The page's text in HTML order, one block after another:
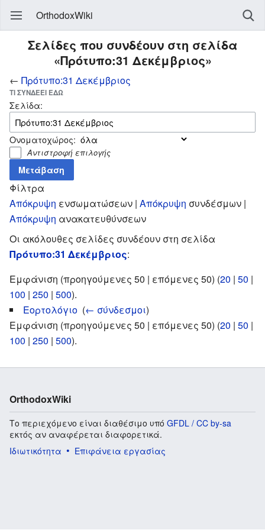
OrthodoxWiki
Σελίδες που συνδέουν στη σελίδα
«Πρότυπο:31 Δεκέμβριος»
← Πρότυπο:31 Δεκέμβριος
ΤΙ ΣΥΝΔΈΕΙ ΕΔΏ
Σελίδα:
Ονοματοχώρος:
Αντιστροφή επιλογής
Φίλτρα
Απόκρυψη ενσωματώσεων | Απόκρυψη συνδέσμων |
Απόκρυψη ανακατευθύνσεων
Οι ακόλουθες σελίδες συνδέουν στη σελίδα
Πρότυπο:31 Δεκέμβριος:
Εμφάνιση (προηγούμενες 50 | επόμενες 50) (20 | 50 |
100 | 250 | 500).
Εορτολόγιο (← σύνδεσμοι)
Εμφάνιση (προηγούμενες 50 | επόμενες 50) (20 | 50 |
100 | 250 | 500).
OrthodoxWiki
Το περιεχόμενο είναι διαθέσιμο υπό GFDL / CC by-sa
εκτός αν αναφέρεται διαφορετικά.
Ιδιωτικότητα
Επιφάνεια εργασίας